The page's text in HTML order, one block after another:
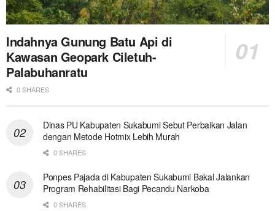
Indahnya Gunung Batu Api di
Kawasan Geopark Ciletuh-
Palabuhanratu
0 SHARES
Dinas PU Kabupaten Sukabumi Sebut Perbaikan Jalan
dengan Metode Hotmix Lebih Murah
0 SHARES
Ponpes Pajada di Kabupaten Sukabumi Bakal Jalankan
Program Rehabilitasi Bagi Pecandu Narkoba
0 SHARES